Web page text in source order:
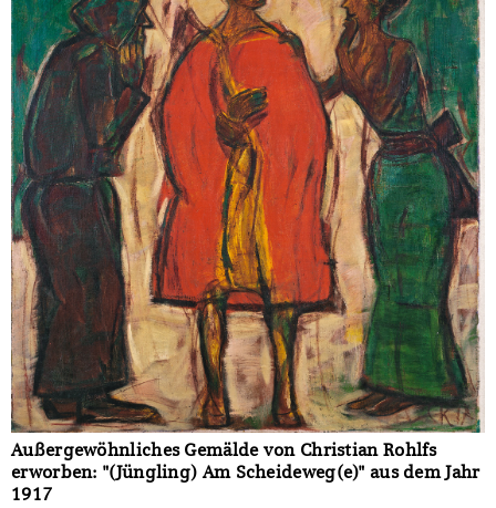
Außergewöhnliches Gemälde von Christian Rohlfs
erworben: "(Jüngling) Am Scheideweg(e)" aus dem Jahr
1917